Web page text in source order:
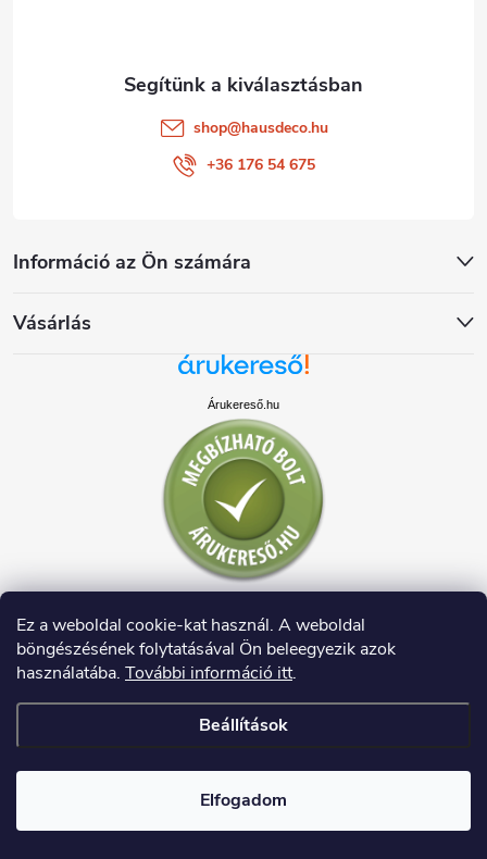
Ez a weboldal cookie-kat használ. A weboldal
böngészésének folytatásával Ön beleegyezik azok
használatába. További információ itt.
Beállítások
Elfogadom
Információ az Ön számára
Vásárlás
shop@hausdeco.hu
+36 176 54 675
Árukereső.hu
Shoptet készítette
Copyright 2026HAUSDECO.HU. Minden jog fenntartva.